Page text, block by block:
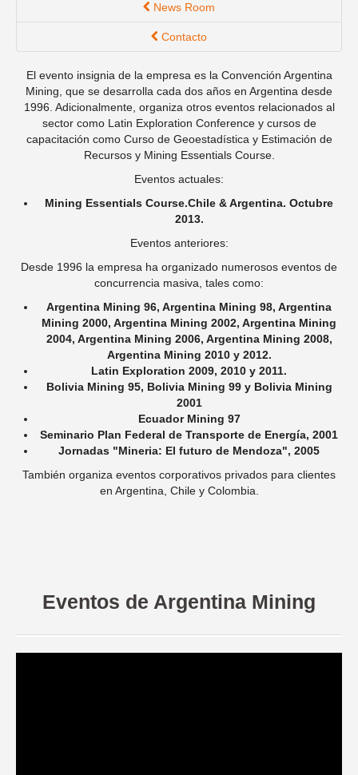
El evento insignia de la empresa es la Convención Argentina
Mining, que se desarrolla cada dos años en Argentina desde
1996. Adicionalmente, organiza otros eventos relacionados al
sector como Latin Exploration Conference y cursos de
capacitación como Curso de Geoestadística y Estimación de
Recursos y Mining Essentials Course.
Eventos actuales:
Mining Essentials Course.Chile & Argentina. Octubre
2013.
Eventos anteriores:
Desde 1996 la empresa ha organizado numerosos eventos de
concurrencia masiva, tales como:
Argentina Mining 96, Argentina Mining 98, Argentina
Mining 2000, Argentina Mining 2002, Argentina Mining
2004, Argentina Mining 2006, Argentina Mining 2008,
Argentina Mining 2010 y 2012.
Latin Exploration 2009, 2010 y 2011.
Bolivia Mining 95, Bolivia Mining 99 y Bolivia Mining
2001
Ecuador Mining 97
Seminario Plan Federal de Transporte de Energía, 2001
Jornadas "Mineria: El futuro de Mendoza", 2005
También organiza eventos corporativos privados para clientes
en Argentina, Chile y Colombia.
Eventos de Argentina Mining
News Room
Contacto